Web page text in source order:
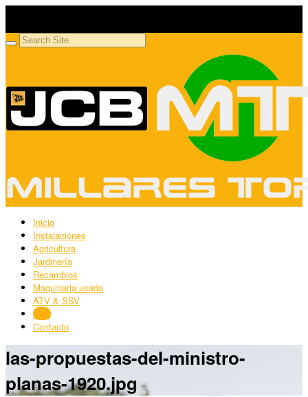
Inicio
Instalaciones
Agricultura
Jardinería
Recambios
Maquinaria usada
ATV & SSV
Blog
Contacto
las-propuestas-del-ministro-
planas-1920.jpg